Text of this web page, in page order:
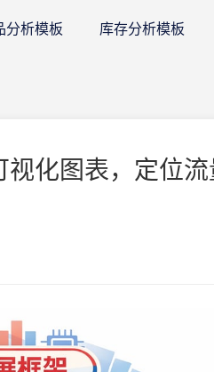
分析模板 库存分析模板
化图表，定位